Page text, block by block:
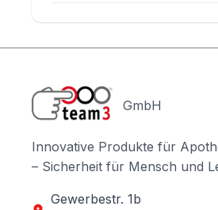
GmbH
Innovative Produkte für
– Sicherheit für Mensch und
Gewerbestr. 1b